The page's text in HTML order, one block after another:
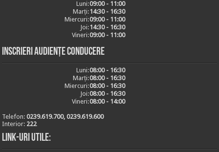
Luni:09:00 - 11:00
Marți:14:30 - 16:30
Miercuri:09:00 - 11:00
Joi:14:30 - 16:30
Vineri:09:00 - 11:00
Inscrieri audiențe conducere
Luni:08:00 - 16:30
Marți:08:00 - 16:30
Miercuri:08:00 - 16:30
Joi:08:00 - 16:30
Vineri:08:00 - 14:00
Telefon:0239.619.700, 0239.619.600
Interior: 222
Link-uri utile: